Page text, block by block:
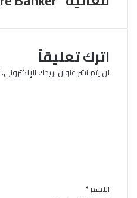
اترك تعليقاً
لن يتم نشر عنوان بريدك الإلكتروني.
الاسم*